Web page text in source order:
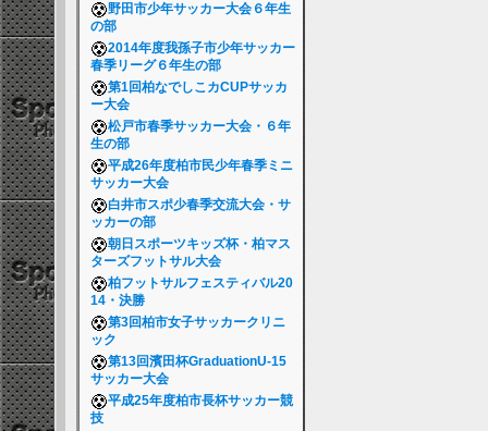
野田市少年サッカー大会６年生
の部
2014年度我孫子市少年サッカー
春季リーグ６年生の部
第1回柏なでしこカCUPサッカ
ー大会
松戸市春季サッカー大会・６年
生の部
平成26年度柏市民少年春季ミニ
サッカー大会
白井市スポ少春季交流大会・サ
ッカーの部
朝日スポーツキッズ杯・柏マス
ターズフットサル大会
柏フットサルフェスティバル20
14・決勝
第3回柏市女子サッカークリニ
ック
第13回濱田杯GraduationU-15
サッカー大会
平成25年度柏市長杯サッカー競
技